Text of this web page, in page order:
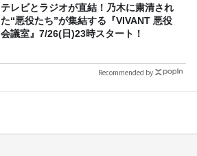
テレビとラジオが直結！乃木に粛清され
た“悪役たち”が集結する『VIVANT 悪役
会議室』7/26(日)23時スタート！
Recommended by